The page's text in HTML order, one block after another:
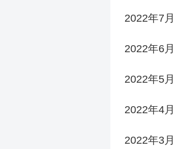
2022年7月
2022年6月
2022年5月
2022年4月
2022年3月